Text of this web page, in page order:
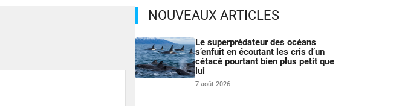
NOUVEAUX ARTICLES
Le superprédateur des océans
s’enfuit en écoutant les cris d’un
cétacé pourtant bien plus petit que
lui
7 août 2026